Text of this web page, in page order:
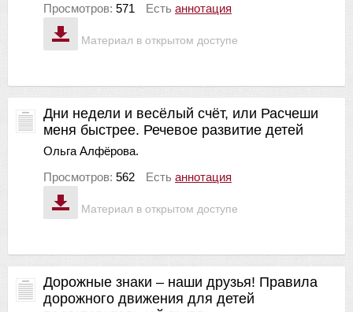
Материал в открытом доступе
Просмотров: 571 Есть аннотация
Материал в открытом доступе
Дни недели и весёлый счёт, или Расчеши
меня быстрее. Речевое развитие детей
Ольга Алфёрова.
Просмотров: 562 Есть аннотация
Дорожные знаки – наши друзья! Правила
дорожного движения для детей